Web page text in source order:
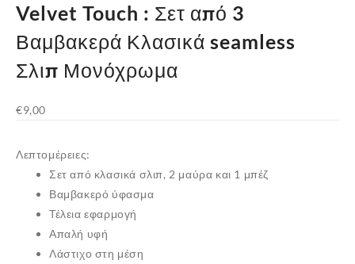
Velvet Touch : Σετ από 3
Βαμβακερά Κλασικά seamless
Σλιπ Μονόχρωμα
€9,00
Λεπτομέρειες:
Σετ από κλασικά σλιπ, 2 μαύρα και 1 μπέζ
Βαμβακερό ύφασμα
Τέλεια εφαρμογή
Απαλή υφή
Λάστιχο στη μέση